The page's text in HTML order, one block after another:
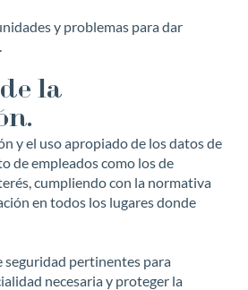
y problemas para dar
la
y el uso apropiado de los datos de
de empleados como los de
cumpliendo con la normativa
en todos los lugares donde
seguridad pertinentes para
necesaria y proteger la